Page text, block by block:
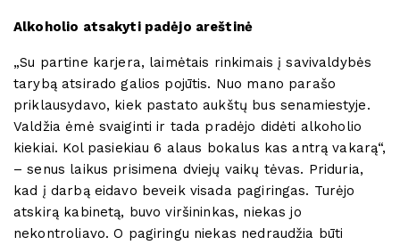
Alkoholio atsakyti padėjo areštinė
„Su partine karjera, laimėtais rinkimais į savivaldybės
tarybą atsirado galios pojūtis. Nuo mano parašo
priklausydavo, kiek pastato aukštų bus senamiestyje.
Valdžia ėmė svaiginti ir tada pradėjo didėti alkoholio
kiekiai. Kol pasiekiau 6 alaus bokalus kas antrą vakarą“,
– senus laikus prisimena dviejų vaikų tėvas. Priduria,
kad į darbą eidavo beveik visada pagiringas. Turėjo
atskirą kabinetą, buvo viršininkas, niekas jo
nekontroliavo. O pagiringu niekas nedraudžia būti